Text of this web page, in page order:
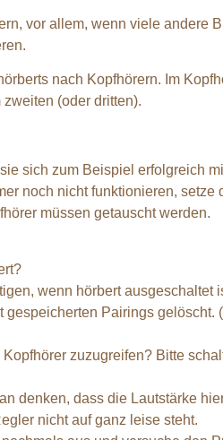
vor allem, wenn viele
nach Kopfhörern. Im
(oder dritten).
sich zum Beispiel erfolgreich
noch nicht funktionieren,
müssen getauscht werden.
wenn hörbert
Pairings gelöscht.
zuzugreifen? Bitte
denken, dass die Lautstärke
nicht auf ganz leise steht.